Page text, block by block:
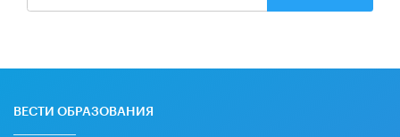
ВЕСТИ ОБРАЗОВАНИЯ